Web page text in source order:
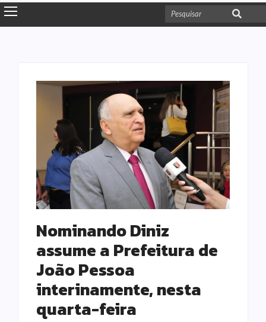
Nominando Diniz
assume a Prefeitura de
João Pessoa
interinamente, nesta
quarta-feira